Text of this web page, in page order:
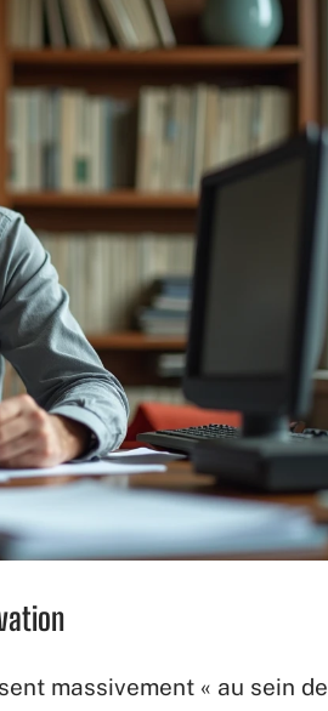
massivement « au sein de